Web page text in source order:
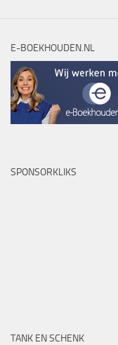
E-BOEKHOUDEN.NL
SPONSORKLIKS
TANK EN SCHENK